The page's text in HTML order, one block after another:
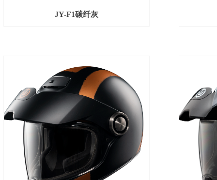
JY-F1碳纤灰